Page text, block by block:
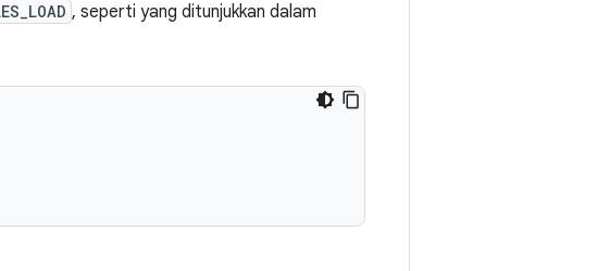
, seperti yang ditunjukkan dalam